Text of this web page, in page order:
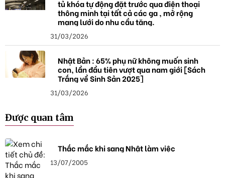
tủ khóa tự động đặt trước qua điện thoại
thông minh tại tất cả các ga , mở rộng
mạng lưới do nhu cầu tăng.
31/03/2026
Nhật Bản : 65% phụ nữ không muốn sinh
con, lần đầu tiên vượt qua nam giới [Sách
Trắng về Sinh Sản 2025]
31/03/2026
Được quan tâm
Thắc mắc khi sang Nhật làm việc
13/07/2005